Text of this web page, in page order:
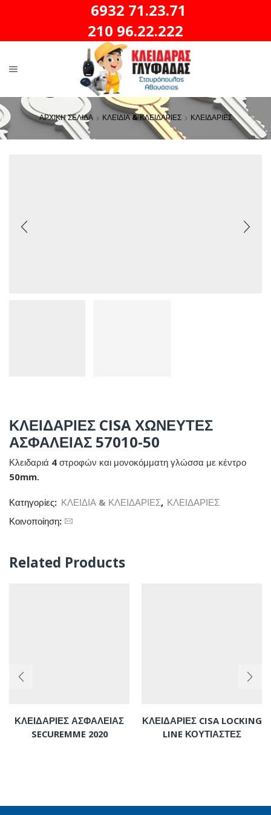
6932 71.23.71
210 96.22.222
ΑΡΧΙΚΗ ΣΕΛΙΔΑ ΚΛΕΙΔΙΑ & ΚΛΕΙΔΑΡΙΕΣ ΚΛΕΙΔΑΡΙΕΣ
ΚΛΕΙΔΑΡΙΕΣ CISA ΧΩΝΕΥΤΕΣ
ΑΣΦΑΛΕΙΑΣ 57010-50
Κλειδαριά 4 στροφών και μονοκόμματη γλώσσα με κέντρο
50mm.
Κατηγορίες: ΚΛΕΙΔΙΑ & ΚΛΕΙΔΑΡΙΕΣ, ΚΛΕΙΔΑΡΙΕΣ
Κοινοποίηση:
Related Products
ΚΛΕΙΔΑΡΙΕΣ ΑΣΦΑΛΕΙΑΣ
SECUREMME 2020
ΚΛΕΙΔΑΡΙΕΣ CISA LOCKING
LINE ΚΟΥΤΙΑΣΤΕΣ